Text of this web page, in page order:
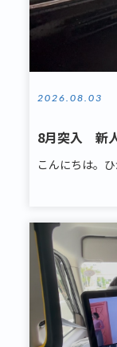
2026.08.03
8月突入 新
こんにちは。